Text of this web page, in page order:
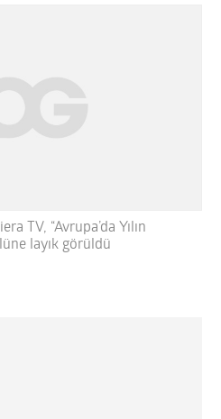
TV, “Avrupa’da Yılın
layık görüldü